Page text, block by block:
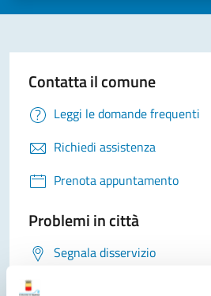
Contatta il comune
Leggi le domande frequenti
Richiedi assistenza
Prenota appuntamento
Problemi in città
Segnala disservizio